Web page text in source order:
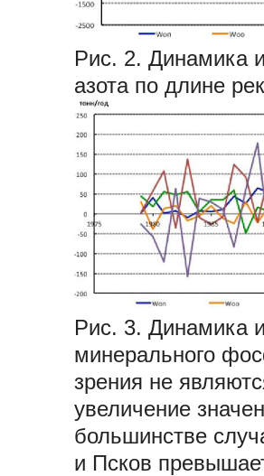
Рис. 2. Динамика
азота по длине
Рис. 3. Динамика
минерального
зрения не
увеличение
большинстве
и Псков